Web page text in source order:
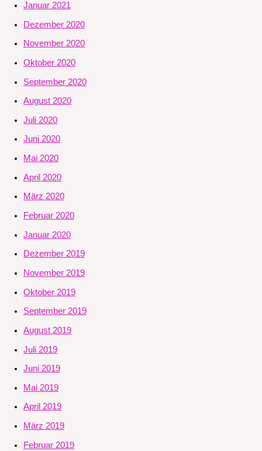
Januar 2021
Dezember 2020
November 2020
Oktober 2020
September 2020
August 2020
Juli 2020
Juni 2020
Mai 2020
April 2020
März 2020
Februar 2020
Januar 2020
Dezember 2019
November 2019
Oktober 2019
September 2019
August 2019
Juli 2019
Juni 2019
Mai 2019
April 2019
März 2019
Februar 2019